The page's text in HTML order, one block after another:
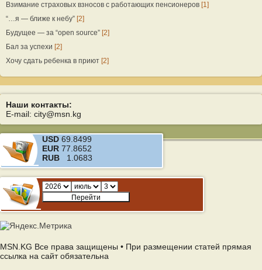
Взимание страховых взносов с работающих пенсионеров [1]
“…я — ближе к небу” [2]
Будущее — за “open source” [2]
Бал за успехи [2]
Хочу сдать ребенка в приют [2]
Наши контакты:
E-mail: city@msn.kg
USD 69.8499
EUR 77.8652
RUB 1.0683
MSN.KG Все права защищены • При размещении статей прямая
ссылка на сайт обязательна